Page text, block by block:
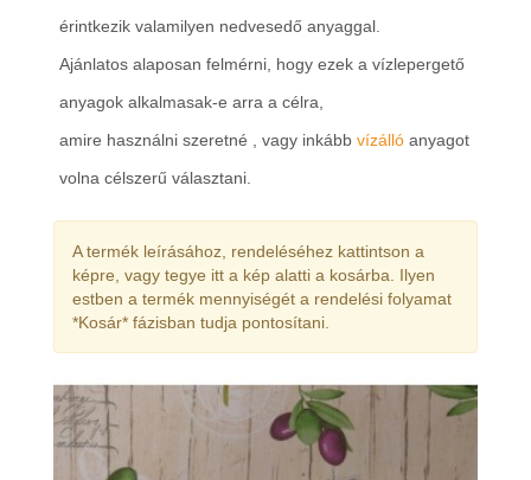
érintkezik valamilyen nedvesedő anyaggal.
Ajánlatos alaposan felmérni, hogy ezek a vízlepergető
anyagok alkalmasak-e arra a célra,
amire használni szeretné , vagy inkább vízálló anyagot
volna célszerű választani.
A termék leírásához, rendeléséhez kattintson a
képre, vagy tegye itt a kép alatti a kosárba. Ilyen
estben a termék mennyiségét a rendelési folyamat
*Kosár* fázisban tudja pontosítani.